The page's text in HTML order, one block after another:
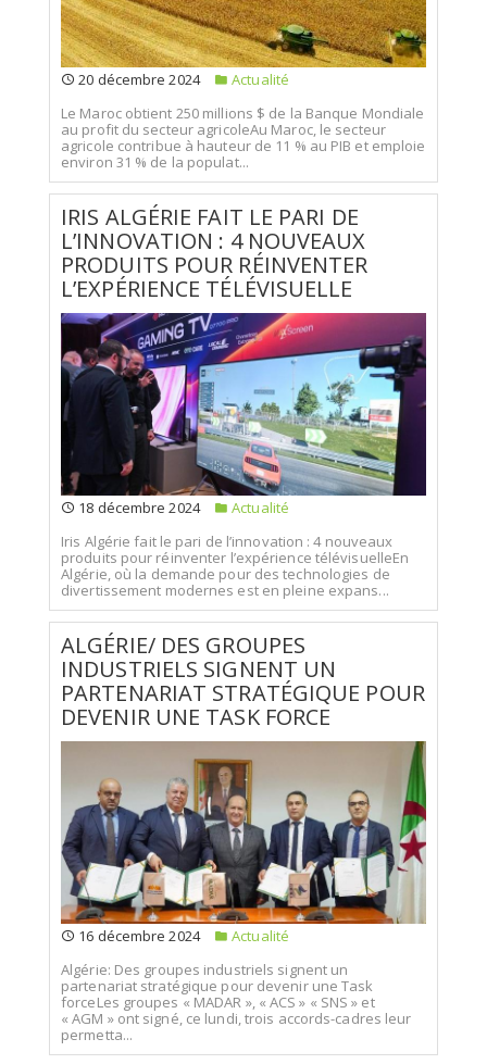
20 décembre 2024
Actualité
Le Maroc obtient 250 millions $ de la Banque Mondiale
au profit du secteur agricoleAu Maroc, le secteur
agricole contribue à hauteur de 11 % au PIB et emploie
environ 31 % de la populat...
IRIS ALGÉRIE FAIT LE PARI DE
L’INNOVATION : 4 NOUVEAUX
PRODUITS POUR RÉINVENTER
L’EXPÉRIENCE TÉLÉVISUELLE
18 décembre 2024
Actualité
Iris Algérie fait le pari de l’innovation : 4 nouveaux
produits pour réinventer l’expérience télévisuelleEn
Algérie, où la demande pour des technologies de
divertissement modernes est en pleine expans...
ALGÉRIE/ DES GROUPES
INDUSTRIELS SIGNENT UN
PARTENARIAT STRATÉGIQUE POUR
DEVENIR UNE TASK FORCE
16 décembre 2024
Actualité
Algérie: Des groupes industriels signent un
partenariat stratégique pour devenir une Task
forceLes groupes « MADAR », « ACS » « SNS » et
« AGM » ont signé, ce lundi, trois accords-cadres leur
permetta...